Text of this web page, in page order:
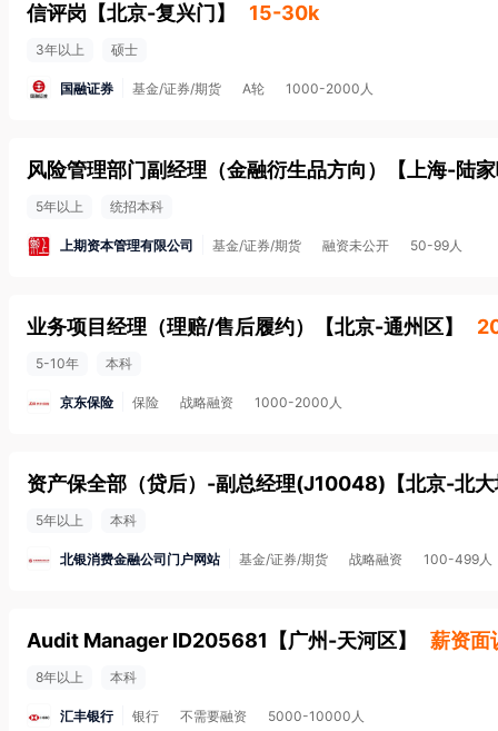
信评岗 【北京-复兴门 】 15-30k
3年以上 硕士
国融证券 基金/证券/期货 A轮 1000-2000人
风险管理部门副经理（金融衍生品方向） 【 上海-陆
5年以上 统招本科
上期资本管理有限公司 基金/证券/期货 融资未公开 50-99人
业务项目经理（理赔/售后履约） 【北京-通州区】
5-10年 本科
京东保险 保险 战略融资 1000-2000人
资产保全部（贷后）-副总经理(J10048) 【北京-北
5年以上 本科
北银消费金融公司门户网站 基金/证券/期货 战略融资 100-499人
Audit Manager ID205681 【广州-天河区】 薪资面
8年以上 本科
汇丰银行 银行 不需要融资 5000-10000人